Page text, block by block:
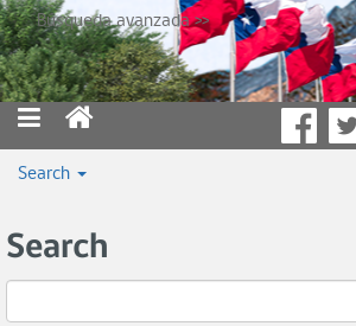
Búsqueda avanzada >>
Search
Search